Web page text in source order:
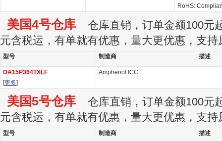
RoHS:
美国4号仓库 仓库直销，订单金额100元
元含税运，有单就有优惠，量大更优惠，支持
型号 制造商 描述
DA15P364TXLF
[更多]
Amphenol ICC
美国5号仓库 仓库直销，订单金额100元
元含税运，有单就有优惠，量大更优惠，支持
型号 制造商 描述